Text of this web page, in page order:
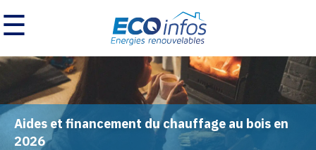
☰
Aides et financement du chauffage au bois en
2026